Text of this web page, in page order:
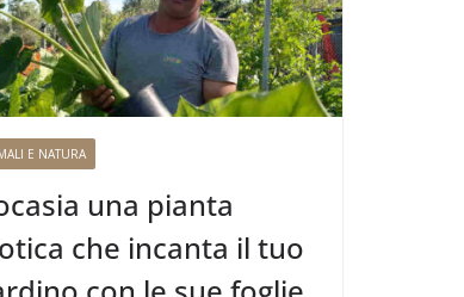
E NATURA
una pianta
che incanta il tuo